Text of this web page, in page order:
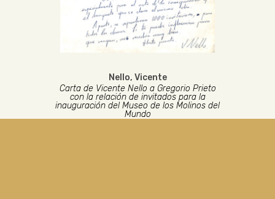
Nello, Vicente
Carta de Vicente Nello a Gregorio Prieto
con la relación de invitados para la
inauguración del Museo de los Molinos del
Mundo